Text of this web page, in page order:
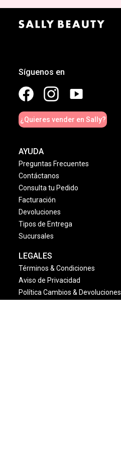
Síguenos en
¿Quieres vender en Sally?
AYUDA
Preguntas Frecuentes
Contáctanos
Consulta tu Pedido
Facturación
Devoluciones
Tipos de Entrega
Sucursales
LEGALES
Términos & Condiciones
Aviso de Privacidad
Política Cambios & Devoluciones